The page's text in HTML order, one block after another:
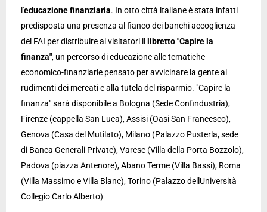
l'educazione finanziaria. In otto città italiane è stata infatti
predisposta una presenza al fianco dei banchi accoglienza
del FAI per distribuire ai visitatori il
libretto "Capire la
finanza", un percorso di educazione alle tematiche
economico-finanziarie pensato per avvicinare la gente ai
rudimenti dei mercati e alla tutela del risparmio. "Capire la
finanza" sarà disponibile a Bologna (Sede Confindustria),
Firenze (cappella San Luca), Assisi (Oasi San Francesco),
Genova (Casa del Mutilato), Milano (Palazzo Pusterla, sede
di Banca Generali Private), Varese (Villa della Porta Bozzolo),
Padova (piazza Antenore), Abano Terme (Villa Bassi), Roma
(Villa Massimo e Villa Blanc), Torino (Palazzo dellUniversità 
Collegio Carlo Alberto)